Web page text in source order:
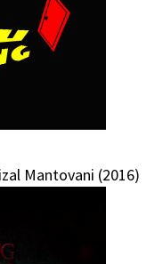
Mantovani (2016)